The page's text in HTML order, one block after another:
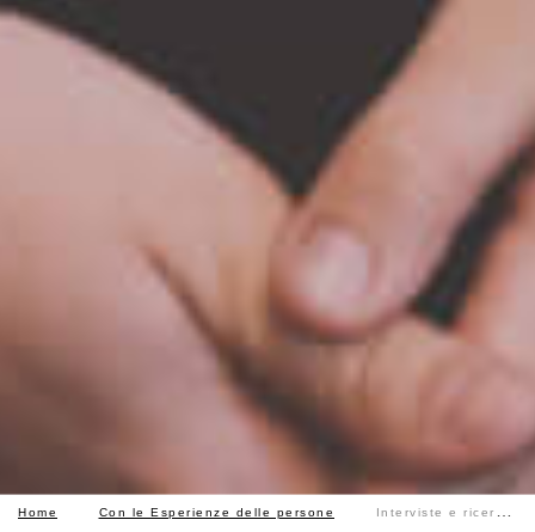
Home Con le Esperienze delle persone Interviste e ricerca etnografica